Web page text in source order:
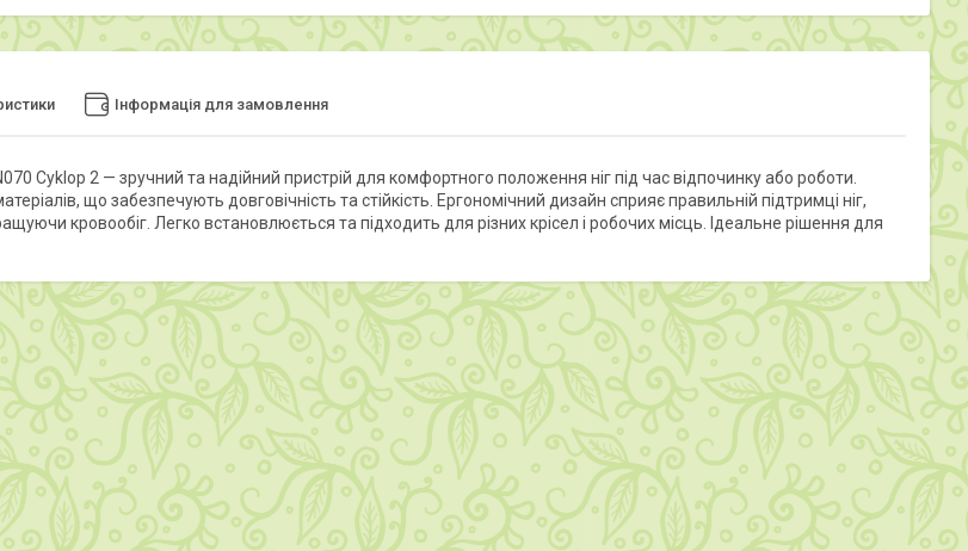
Інформація для замовлення
Cyklop 2 — зручний та надійний пристрій для комфортного положення ніг під час відпочинку або роботи.
що забезпечують довговічність та стійкість. Ергономічний дизайн сприяє правильній підтримці ніг,
кровообіг. Легко встановлюється та підходить для різних крісел і робочих місць. Ідеальне рішення для